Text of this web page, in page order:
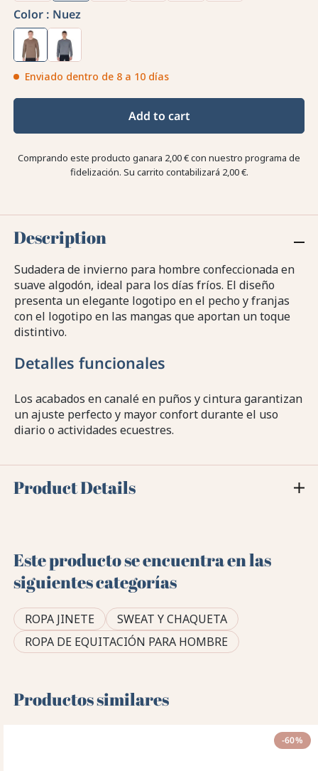
Color : Nuez
Enviado dentro de 8 a 10 días
Add to cart
Comprando este producto ganara 2,00 €con nuestro programa de
fidelización. Su carrito contabilizará 2,00 €.
Description
Sudadera de invierno para hombre confeccionada en
suave algodón, ideal para los días fríos. El diseño
presenta un elegante logotipo en el pecho y franjas
con el logotipo en las mangas que aportan un toque
distintivo.
Detalles funcionales
Los acabados en canalé en puños y cintura garantizan
un ajuste perfecto y mayor confort durante el uso
diario o actividades ecuestres.
Product Details
Este producto se encuentra en las
siguientes categorías
ROPA JINETE
SWEAT Y CHAQUETA
ROPA DE EQUITACIÓN PARA HOMBRE
Productos similares
-60%